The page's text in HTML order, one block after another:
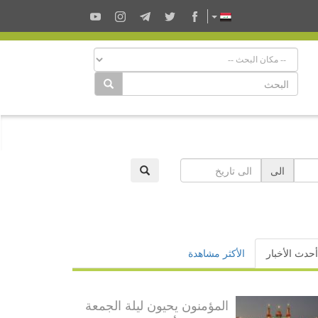
الى
أحدث الأخبار الأكثر مشاهدة
المؤمنون يحيون ليلة الجمعة